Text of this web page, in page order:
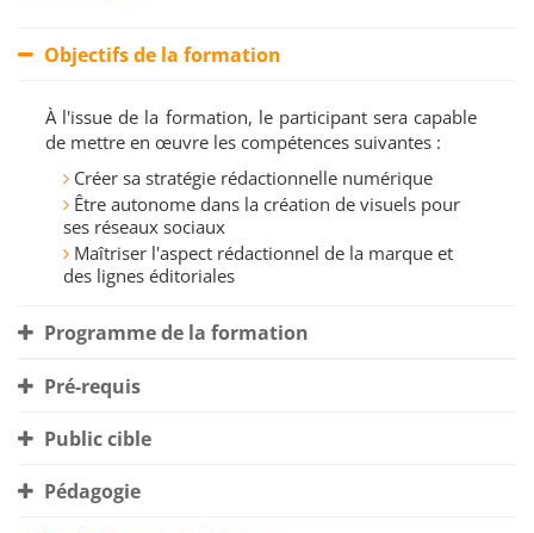
Objectifs de la formation
À l'issue de la formation, le participant sera capable
de mettre en œuvre les compétences suivantes :
Créer sa stratégie rédactionnelle numérique
Être autonome dans la création de visuels pour
ses réseaux sociaux
Maîtriser l'aspect rédactionnel de la marque et
des lignes éditoriales
Programme de la formation
Pré-requis
Public cible
Pédagogie